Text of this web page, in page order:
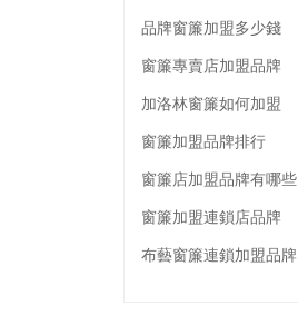
品牌窗簾加盟多少錢
窗簾專賣店加盟品牌
加洛林窗簾如何加盟
窗簾加盟品牌排行
窗簾店加盟品牌有哪些
窗簾加盟連鎖店品牌
布藝窗簾連鎖加盟品牌